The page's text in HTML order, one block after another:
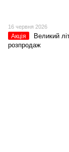
16 червня 2026
Акція
Великий
розпродаж